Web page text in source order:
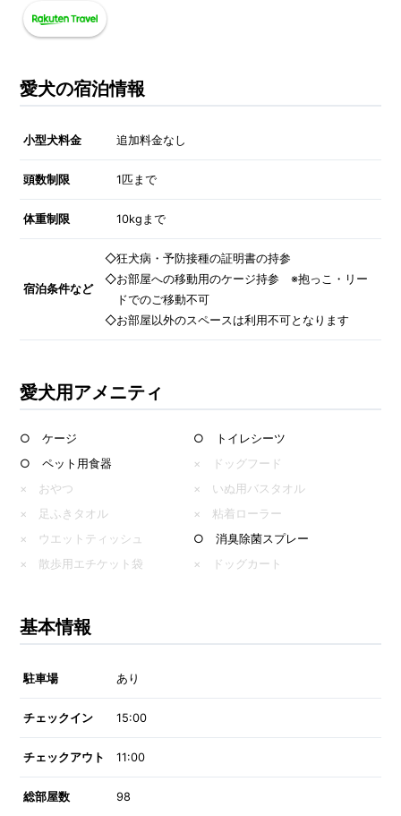
愛犬の宿泊情報
小型犬料金 追加料金なし
頭数制限 1匹まで
体重制限 10kgまで
宿泊条件など
◇狂犬病・予防接種の証明書の持参
◇お部屋への移動用のケージ持参 ※抱っこ・リー
ドでのご移動不可
◇お部屋以外のスペースは利用不可となります
愛犬用アメニティ
○ ケージ
○ トイレシーツ
○ ペット用食器
× ドッグフード
× おやつ
× いぬ用バスタオル
× 足ふきタオル
× 粘着ローラー
× ウエットティッシュ
○ 消臭除菌スプレー
× 散歩用エチケット袋
× ドッグカート
基本情報
駐車場 あり
チェックイン 15:00
チェックアウト 11:00
総部屋数 98